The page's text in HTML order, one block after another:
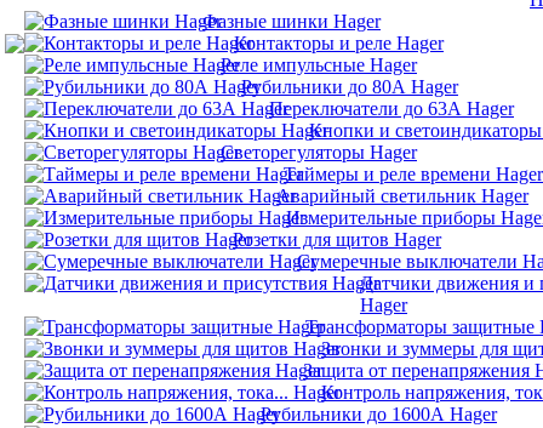
Фазные шинки Hager
Контакторы и реле Hager
Реле импульсные Hager
Рубильники до 80А Hager
Переключатели до 63А Hager
Кнопки и
Светорегуляторы Hager
Таймеры и реле времени Hager
Аварийный светильник Hager
Измерительные приборы
Розетки для щитов Hager
Сумеречные выключатели
Датчики движения и
Hager
Трансформаторы защитные
Звонки и зуммеры для
Защита от перенапряжения
Контроль напряжения,
Рубильники до 1600А Hager